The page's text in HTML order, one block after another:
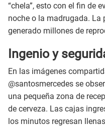
“chela”, esto con el fin de
noche o la madrugada. La
generado millones de
Ingenio y
En las imágenes
@santosmercedes se
una pequeña zona de
de cerveza. Las cajas
los minutos regresan